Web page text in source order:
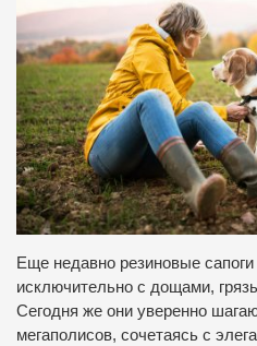
Еще недавно резиновые
исключительно с дощами,
Сегодня же они уверенно
мегаполисов, сочетаясь с